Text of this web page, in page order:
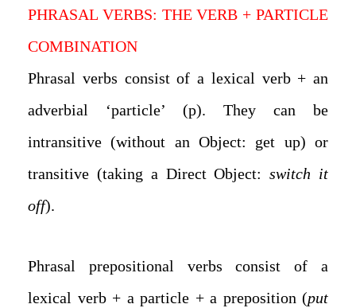
PHRASAL VERBS: THE VERB + PARTICLE
COMBINATION
Phrasal verbs consist of a lexical verb + an
adverbial ‘particle’ (p). They can be
intransitive (without an Object: get up) or
transitive (taking a Direct Object:switch it
off ).
Phrasal prepositional verbs consist of a
lexical verb + a particle + a preposition (put